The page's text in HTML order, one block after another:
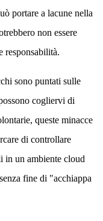
portare a lacune nella
non essere
responsabilità.
sono puntati sulle
cogliervi di
queste minacce
di controllare
in un ambiente cloud
fine di "acchiappa